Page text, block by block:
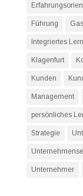
Führung
Integriertes
Klagenfurt
Kunden
Management
persönliches
Strategie
Unternehmer